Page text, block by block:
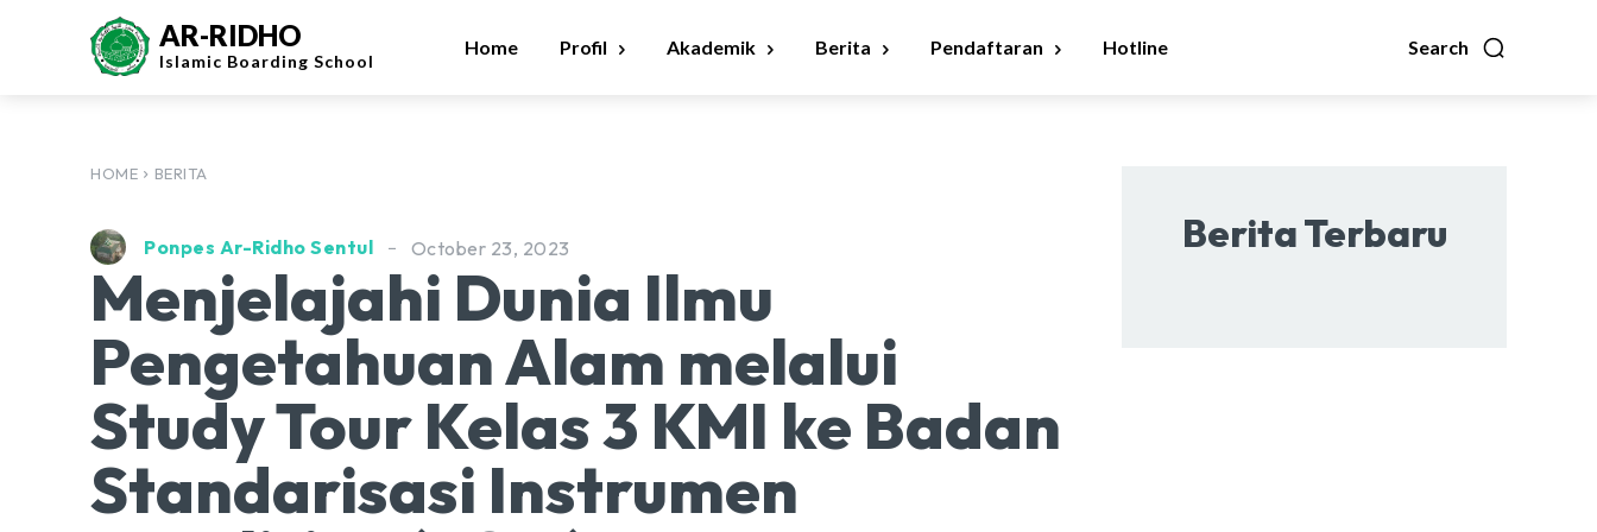
AR-RIDHO
Islamic Boarding School
Search
Home Profil Akademik Berita Pendaftaran Hotline
HOME BERITA
Ponpes Ar-Ridho Sentul October 23, 2023
Menjelajahi Dunia Ilmu
Pengetahuan Alam melalui
Study Tour Kelas 3 KMI ke Badan
Standarisasi Instrumen
Berita Terbaru